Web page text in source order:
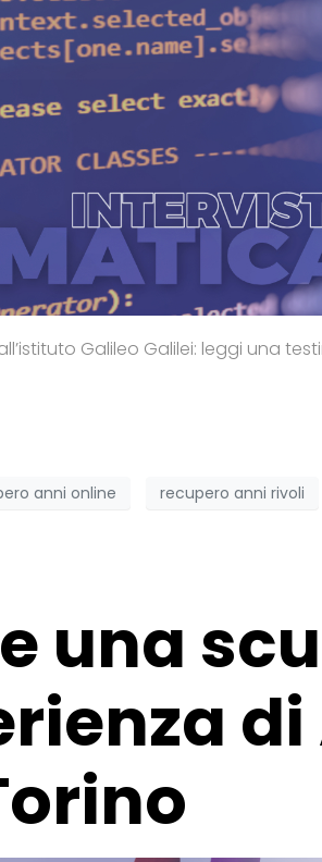
Galileo Galilei: leggi una
anni online
recupero anni rivoli
una